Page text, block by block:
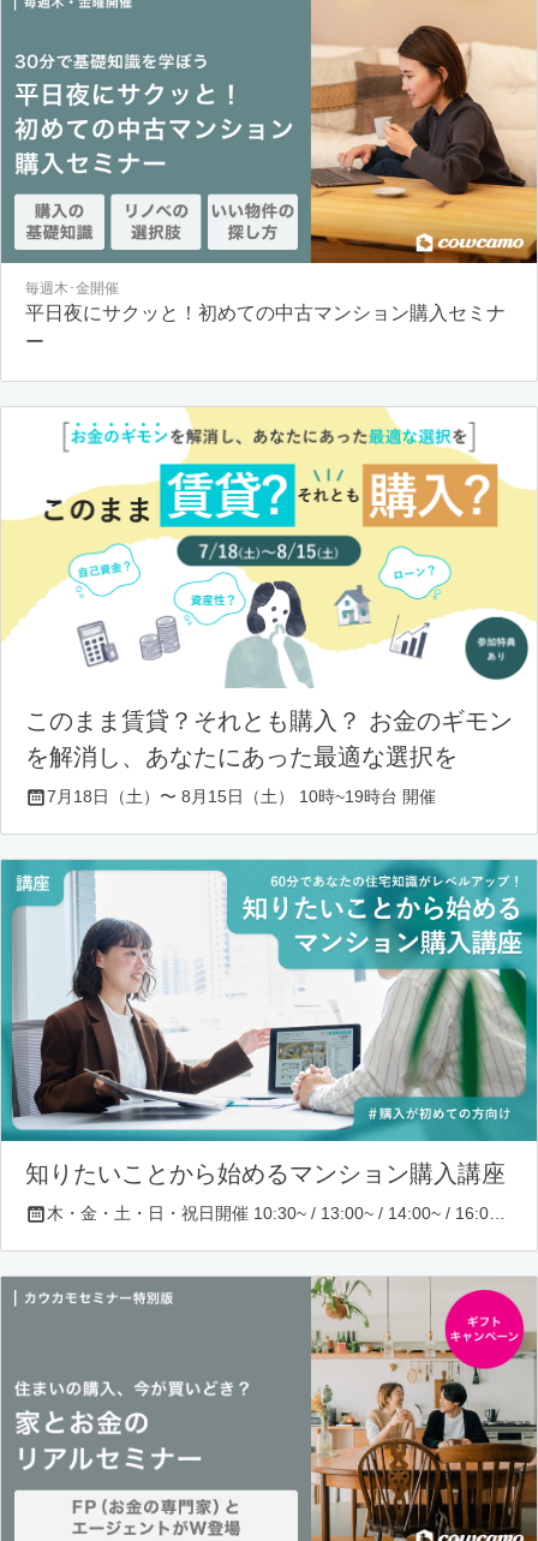
毎週木･金開催
平日夜にサクッと！初めての中古マンション購入セミナ
ー
このまま賃貸？それとも購入？ お金のギモン
を解消し、あなたにあった最適な選択を
7月18日（土）〜 8月15日（土） 10時~19時台 開催
知りたいことから始めるマンション購入講座
木・金・土・日・祝日開催 10:30~ / 13:00~ / 14:00~ / 16:00~ / 17:00~/ 18:30~/ 19:30~